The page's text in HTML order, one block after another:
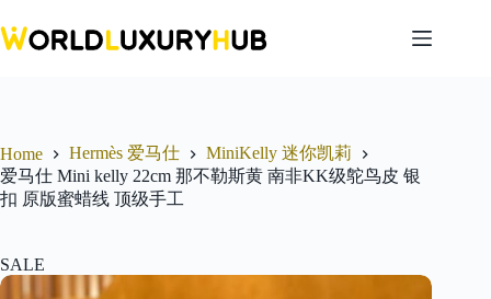
to
content
Home Hermès 爱马仕
MiniKelly 迷你凯莉
爱马仕 Mini kelly 22cm 那不勒斯黄 南非KK级鸵鸟皮 银
扣 原版蜜蜡线 顶级手工
SALE